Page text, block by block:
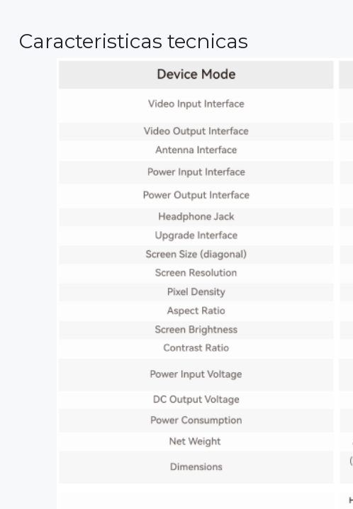
Caracteristicas tecnicas